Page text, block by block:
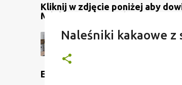
Kliknij w zdjęcie poniżej aby
Mój kanał na YouTube
Etykiety
Naleśniki kakaowe z